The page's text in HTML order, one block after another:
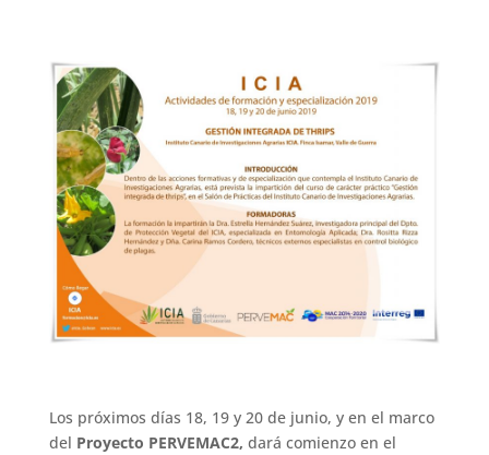
Los próximos días 18, 19 y 20 de junio, y en el marco
del Proyecto PERVEMAC2, dará comienzo en el